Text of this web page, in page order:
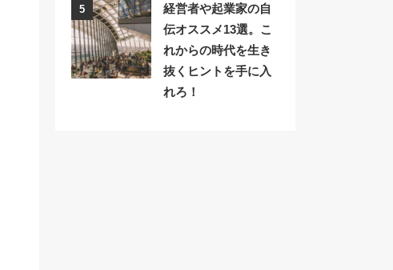
5
経営者や起業家の自
伝オススメ13選。こ
れからの時代を生き
抜くヒントを手に入
れろ！